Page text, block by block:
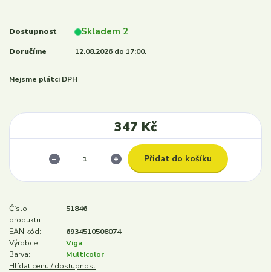
Dostupnost Skladem 2
Doručíme 12.08.2026 do 17:00.
Nejsme plátci DPH
347 Kč
Přidat do košíku
Číslo
produktu:
51846
EAN kód:
6934510508074
Výrobce:
Viga
Barva:
Multicolor
Hlídat cenu / dostupnost